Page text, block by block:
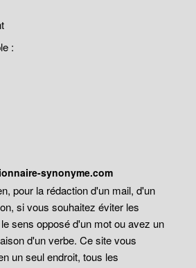
:
synonyme.com
pour la rédaction d'un mail, d'un
si vous souhaitez éviter les
sens opposé d'un mot ou avez un
d'un verbe. Ce site vous
un seul endroit, tous les